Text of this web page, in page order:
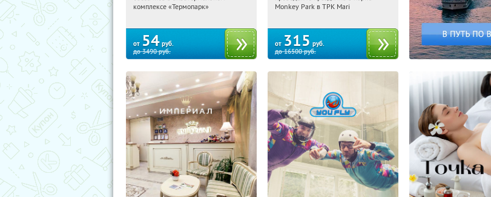
Московская обл., г. Балашиха, шоссе
комплексе «Термопарк»
от 54 руб.
до3490руб.
Братиславская
Monkey Park в ТРК Mari
от 315 руб.
до16500руб.